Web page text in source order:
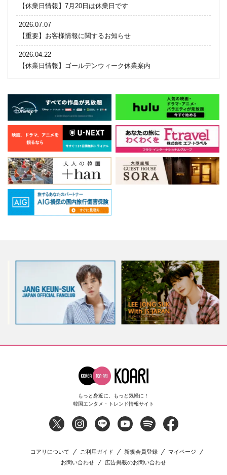
【休業日情報】7月20日は休業日です
2026.07.07
【重要】お客様情報に関するお知らせ
2026.04.22
【休業日情報】ゴールデンウィーク休業案内
もっと身近に、もっと気軽に！
韓国エンタメ・トレンド情報サイト
コアリについて ご利用ガイド 新規会員登録
マイページ
お問い合わせ
広告掲載のお問い合わせ